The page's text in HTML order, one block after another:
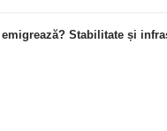
Stabilitate și